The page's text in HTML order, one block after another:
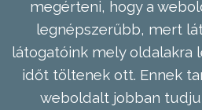
megérteni, hogy a
legnépszerűbb, mert
látogatóink mely oldalakra
időt töltenek ott. Ennek
weboldalt jobban